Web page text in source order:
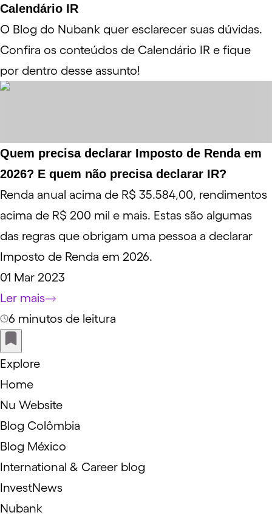
Calendário IR
O Blog do Nubank quer esclarecer suas dúvidas.
Confira os conteúdos de Calendário IR e fique
por dentro desse assunto!
Quem precisa declarar Imposto de Renda em
2026? E quem não precisa declarar IR?
Renda anual acima de R$ 35.584,00, rendimentos
acima de R$ 200 mil e mais. Estas são algumas
das regras que obrigam uma pessoa a declarar
Imposto de Renda em 2026.
01 Mar 2023
Ler mais
6 minutos de leitura
Explore
Home
Nu Website
Blog Colômbia
Blog México
International & Career blog
InvestNews
Nubank